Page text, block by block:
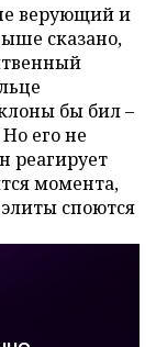
верующий и
сказано,
бы бил –
его не
реагирует
момента,
споются